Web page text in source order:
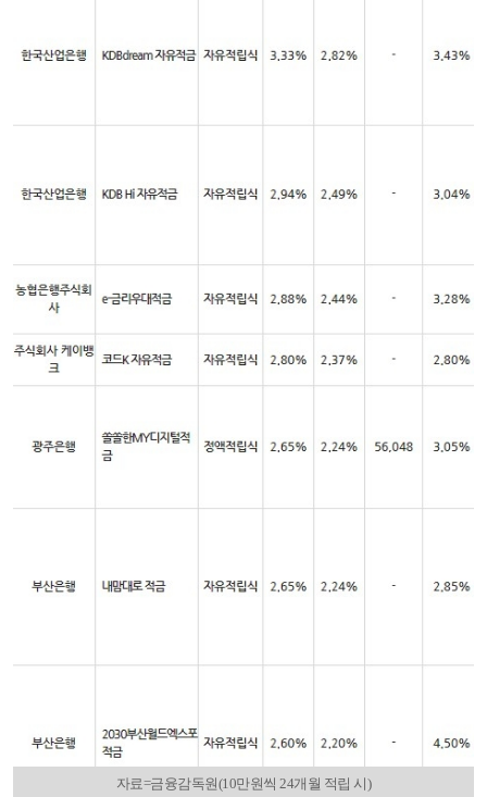
자료=금융감독원(10만원씩 24개월 적립 시)